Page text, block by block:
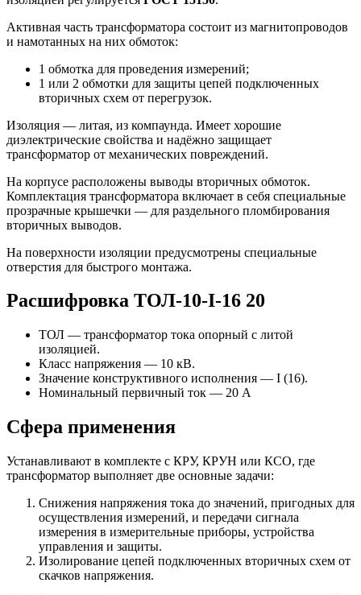
Активная часть трансформатора состоит из магнитопроводов
и намотанных на них обмоток:
1 обмотка для проведения измерений;
1 или 2 обмотки для защиты цепей подключенных
вторичных схем от перегрузок.
Изоляция — литая, из компаунда. Имеет хорошие
диэлектрические свойства и надёжно защищает
трансформатор от механических повреждений.
На корпусе расположены выводы вторичных обмоток.
Комплектация трансформатора включает в себя специальные
прозрачные крышечки — для раздельного пломбирования
вторичных выводов.
На поверхности изоляции предусмотрены специальные
отверстия для быстрого монтажа.
Расшифровка ТОЛ-10-I-16 20
ТОЛ — трансформатор тока опорный с литой
изоляцией.
Класс напряжения — 10 кВ.
Значение конструктивного исполнения — I (16).
Номинальный первичный ток — 20 А
Сфера применения
Устанавливают в комплекте с КРУ, КРУН или КСО, где
трансформатор выполняет две основные задачи:
Снижения напряжения тока до значений, пригодных для
осуществления измерений, и передачи сигнала
измерения в измерительные приборы, устройства
управления и защиты.
Изолирование цепей подключенных вторичных схем от
скачков напряжения.